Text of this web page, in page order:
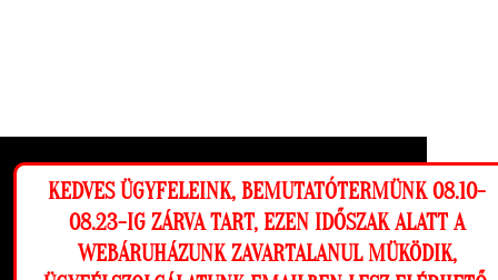
Ez a weboldal cookie-kat használ, hogy a
lehető legjobb élményt nyújtsa honlapunkon.
Beállítások
KEDVES ÜGYFELEINK, BEMUTATÓTERMÜNK 08.10-
08.23-IG ZÁRVA TART, EZEN IDŐSZAK ALATT A
WEBÁRUHÁZUNK ZAVARTALANUL MÜKÖDIK,